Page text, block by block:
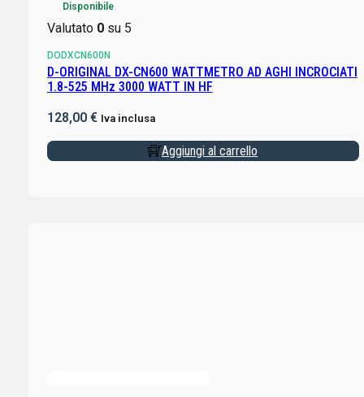
Disponibile
Valutato 0su 5
DODXCN600N
D-ORIGINAL DX-CN600 WATTMETRO AD AGHI INCROCIATI
1.8-525 MHz 3000 WATT IN HF
128,00 € Iva inclusa
Aggiungi al carrello